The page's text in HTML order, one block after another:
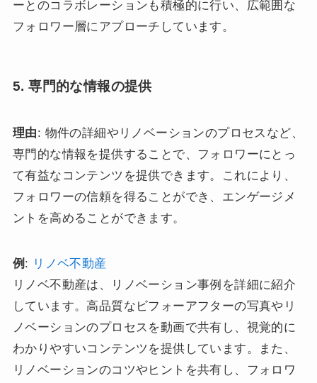
ーとのコラボレーションも積極的に行い、広範囲な
フォロワー層にアプローチしています。
5. 専門的な情報の提供
理由: 物件の詳細やリノベーションのプロセスなど、
専門的な情報を提供することで、フォロワーにとっ
て有益なコンテンツを提供できます。これにより、
フォロワーの信頼を得ることができ、エンゲージメ
ントを高めることができます。
例 : リノベ不動産
リノベ不動産は、リノベーション事例を詳細に紹介
しています。高品質なビフォーアフターの写真やリ
ノベーションのプロセスを動画で共有し、視覚的に
わかりやすいコンテンツを提供しています。また、
リノベーションのコツやヒントを共有し、フォロワ